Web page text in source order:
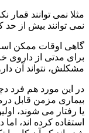
مثلا نمی توانند قمار
نمی توانند بیش از حد
گاهی اوقات ممکن
برای مدتی از داروی
مشکلش، نتواند آن
در این مورد هم فرد
بیماری مزمن قابل
یا رفتار می شوند،
استفاده کرده اند،